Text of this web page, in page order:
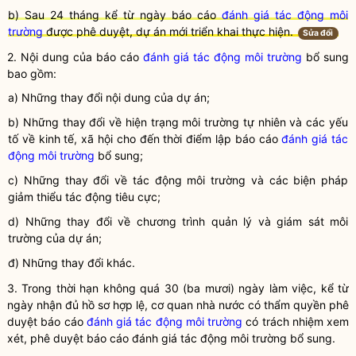
b) Sau 24 tháng kể từ ngày báo cáođánh giá tác động môi
trườngđược phê duyệt, dự án mới triển khai thực hiện. Sửa đổi
2. Nội dung của báo cáo đánh giá tác động môi trường bổ sung
bao gồm:
a) Những thay đổi nội dung của dự án;
b) Những thay đổi về hiện trạng môi trường tự nhiên và các yếu
tố về kinh tế, xã hội cho đến thời điểm lập báo cáođánh giá tác
động môi trường bổ sung;
c) Những thay đổi về tác động môi trường và các biện pháp
giảm thiểu tác động tiêu cực;
d) Những thay đổi về chương trình quản lý và giám sát môi
trường của dự án;
đ) Những thay đổi khác.
3. Trong thời hạn không quá 30 (ba mươi) ngày làm việc, kể từ
ngày nhận đủ hồ sơ hợp lệ, cơ quan nhà nước có thẩm quyền phê
duyệt báo cáo đánh giá tác động môi trường có trách nhiệm xem
xét, phê duyệt báo cáo đánh giá tác động môi trường bổ sung.